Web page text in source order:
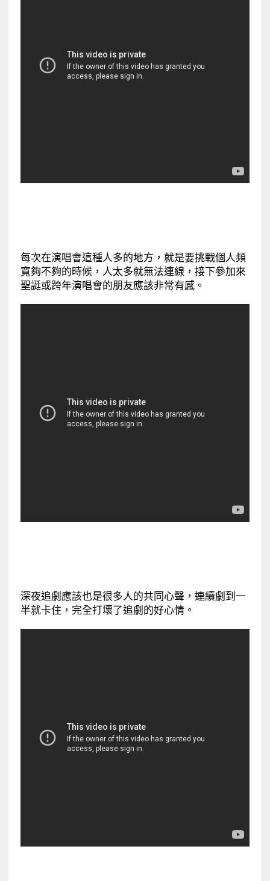
每次在演唱會這種人多的地方，就是要挑戰個人頻
寬夠不夠的時候， 人太多就無法連線，接下參加來
聖誔或跨年演唱會的朋友應該非常有感。
深夜追劇應該也是很多人的共同心聲，連續劇到一
半就卡住，完全打壞了追劇的好心情。